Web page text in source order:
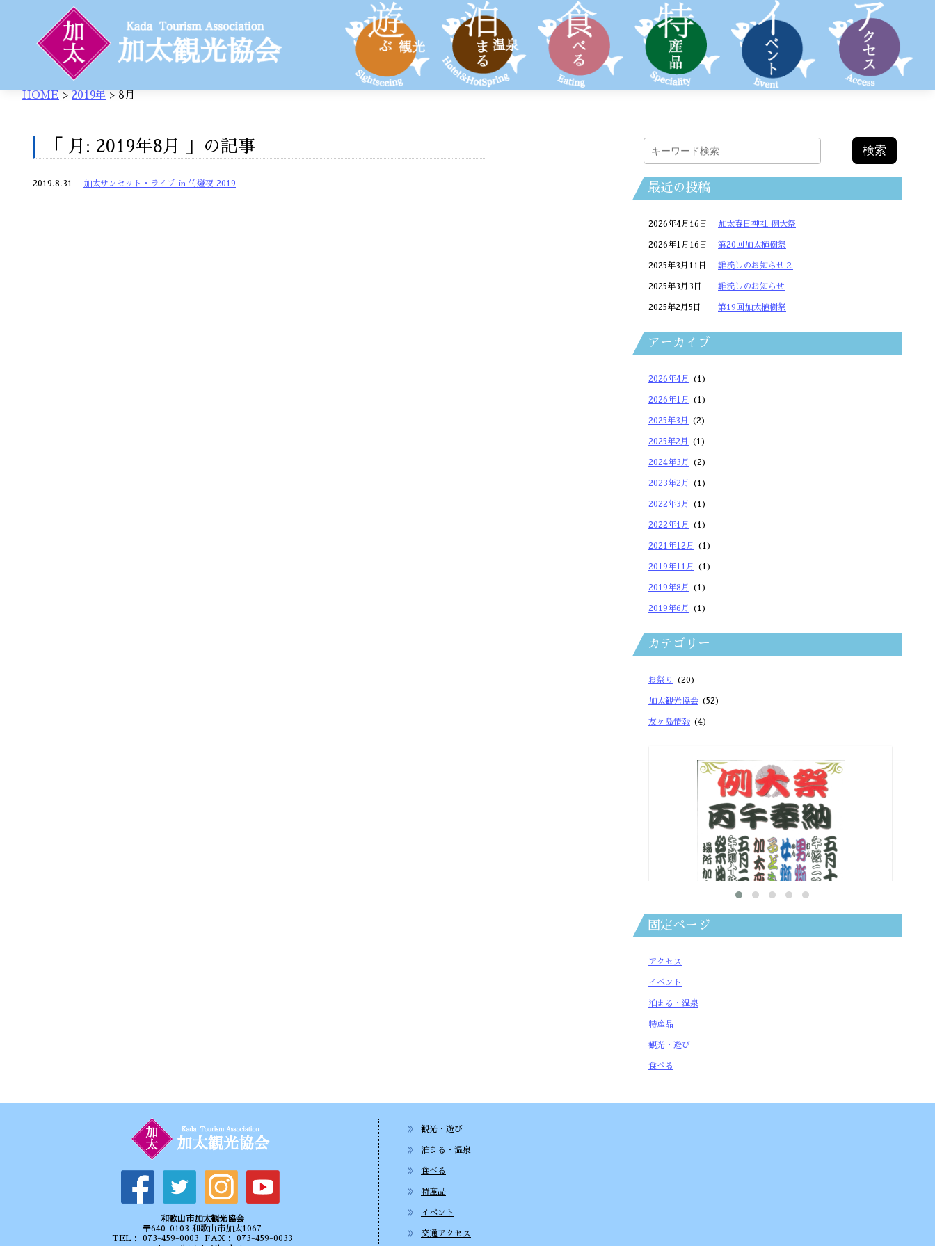
HOME > 2019年 > 8月
「 月: 2019年8月 」の記事
2019.8.31 加太サンセット・ライブ in 竹燈夜 2019 最近の投稿
加太春日神社 例大祭
2026年4月16日
第20回加太植樹祭
2026年1月16日
雛流しのお知らせ２
2025年3月11日
雛流しのお知らせ
2025年3月3日
第19回加太植樹祭
2025年2月5日
アーカイブ
2026年4月 (1)
2026年1月 (1)
2025年3月 (2)
2025年2月 (1)
2024年3月 (2)
2023年2月 (1)
2022年3月 (1)
2022年1月 (1)
2021年12月 (1)
2019年11月 (1)
2019年8月 (1)
2019年6月 (1)
カテゴリー
お祭り (20)
加太観光協会 (52)
友ヶ島情報 (4)
5月17日（日曜日）執り行われます。 ※今年は渡御はご
14:00～ 【場所】加太春日神社
固定ページ
アクセス
イベント
泊まる・温泉
特産品
観光・遊び
食べる
和歌山市加太観光協会
〒640-0103 和歌山市加太1067
TEL： 073-459-0003 FAX： 073-459-0033
観光・遊び
泊まる・温泉
食べる
特産品
イベント
交通アクセス